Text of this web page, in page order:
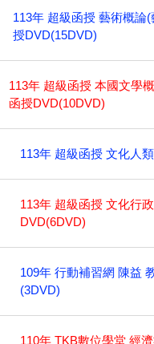
113年 超級函授 藝術概論
授DVD(15DVD)
113年 超級函授 本國文學
函授DVD(10DVD)
113年 超級函授 文化人
113年 超級函授 文化行
DVD(6DVD)
109年 行動補習網 陳益
(3DVD)
110年 TKB數位學堂 經